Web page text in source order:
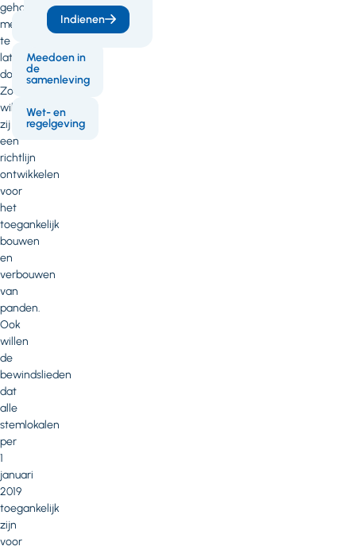
gehandicapten
mee
te
laten
doen.
Zo
willen
zij
een
richtlijn
ontwikkelen
voor
het
toegankelijk
bouwen
en
verbouwen
van
panden.
Ook
willen
de
bewindslieden
dat
alle
stemlokalen
per
1
januari
2019
toegankelijk
zijn
voor
Governance
Meedoen in
de
samenleving
Wet- en
regelgeving
Indienen